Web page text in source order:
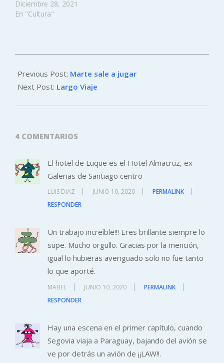
Diciembre 28, 2021
En "Cultura"
06-
08
Previous Post: Marte sale a jugar
Next Post: Largo Viaje
4 COMENTARIOS
El hotel de Luque es el Hotel Almacruz, ex
Galerias de Santiago centro
LUIS DIAZ JUNIO 10, 2020
PERMALINK
RESPONDER
Un trabajo increíble!!! Eres brillante siempre lo
supe. Mucho orgullo. Gracias por la mención,
igual lo hubieras averiguado solo no fue tanto
lo que aporté.
MABEL JUNIO 10, 2020
PERMALINK
RESPONDER
Hay una escena en el primer capítulo, cuando
Segovia viaja a Paraguay, bajando del avión se
ve por detrás un avión de ¡¡LAW!!.